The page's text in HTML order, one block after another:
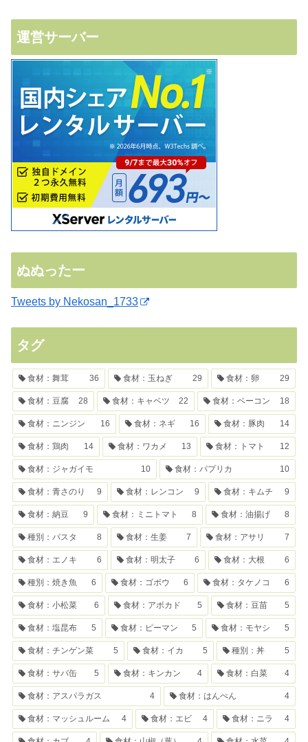
運営サーバー
ぬぬったー
Tweets by Nekosan_1733
タグ
食材：舞茸 36 食材：玉ねぎ 29 食材：卵 29
食材：豆腐 28 食材：キャベツ 22 食材：ベーコン 18
食材：ニンジン 16 食材：ネギ 16 食材：豚肉 14
食材：鶏肉 14 食材：ワカメ 13 食材：トマト 12
食材：ジャガイモ 10 食材：パプリカ 10
食材：青さのり 9 食材：レンコン 9 食材：キムチ 9
食材：納豆 9 食材：ミニトマト 8 食材：油揚げ 8
種別：パスタ 8 食材：生姜 7 食材：アサリ 7
食材：エノキ 6 食材：明太子 6 食材：大根 6
種別：焼き魚 6 食材：ゴボウ 6 食材：タケノコ 6
食材：小松菜 6 食材：アボカド 5 食材：豆苗 5
食材：塩昆布 5 食材：ピーマン 5 食材：モヤシ 5
食材：チンゲン菜 5 食材：イカ 5 種別：丼 5
食材：サバ缶 5 食材：キンカン 4 食材：白菜 4
食材：アスパラガス 4 食材：はんぺん 4
食材：マッシュルーム 4 食材：エビ 4 食材：ニラ 4